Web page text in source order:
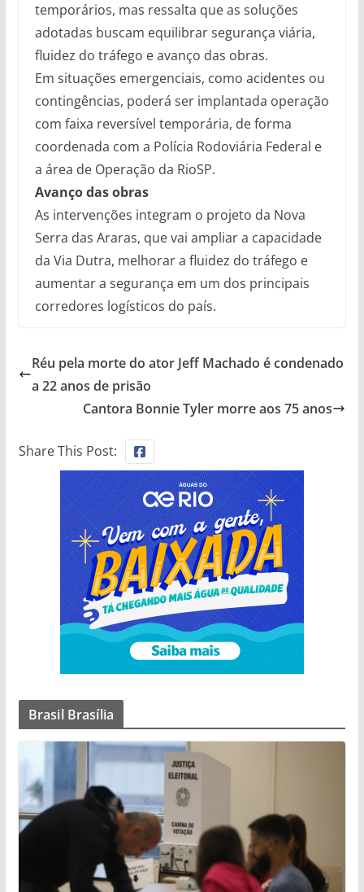
temporários, mas ressalta que as soluções
adotadas buscam equilibrar segurança viária,
fluidez do tráfego e avanço das obras.
Em situações emergenciais, como acidentes ou
contingências, poderá ser implantada operação
com faixa reversível temporária, de forma
coordenada com a Polícia Rodoviária Federal e
a área de Operação da RioSP.
Avanço das obras
As intervenções integram o projeto da Nova
Serra das Araras, que vai ampliar a capacidade
da Via Dutra, melhorar a fluidez do tráfego e
aumentar a segurança em um dos principais
corredores logísticos do país.
Réu pela morte do ator Jeff Machado é condenado
a 22 anos de prisão
Cantora Bonnie Tyler morre aos 75 anos
Share This Post:
Brasil Brasília